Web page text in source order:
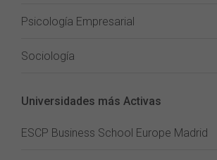
Psicología Empresarial
Sociología
Universidades más Activas
ESCP Business School Europe Madrid